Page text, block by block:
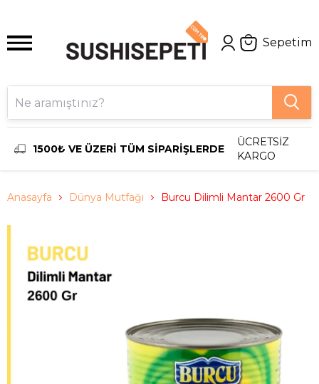
Sepetim
1500₺ VE ÜZERİ TÜM SİPARİŞLERDE
ÜCRETSİZ
KARGO
Anasayfa Dünya Mutfağı Burcu Dilimli Mantar 2600 Gr